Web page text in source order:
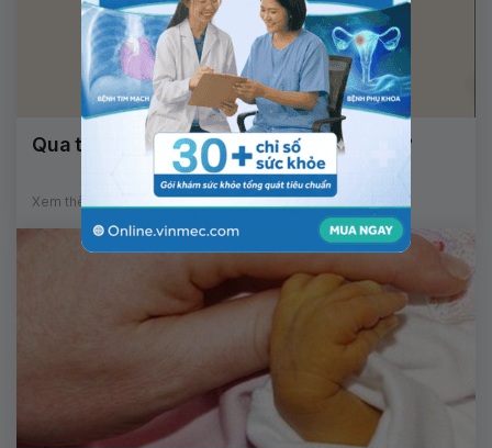
Qua tuổi dậy thì có cao lên được không?
Xem thêm